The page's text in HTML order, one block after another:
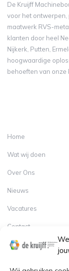
De Kruijff
voor het ontwerpen,
maatwerk RVS-
klanten door heel
Nijkerk, Putten,
hoogwaardige
behoeften van onze
Home
Wat wij doen
Over Ons
Nieuws
Vacatures
Contact